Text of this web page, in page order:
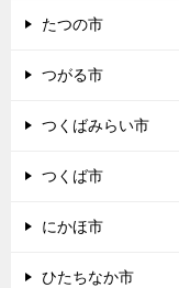
たつの市
つがる市
つくばみらい市
つくば市
にかほ市
ひたちなか市